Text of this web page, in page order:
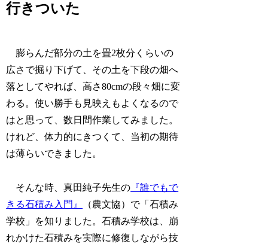
行きついた
膨らんだ部分の土を畳2枚分くらいの
広さで掘り下げて、その土を下段の畑へ
落としてやれば、高さ80cmの段々畑に変
わる。使い勝手も見映えもよくなるので
はと思って、数日間作業してみました。
けれど、体力的にきつくて、当初の期待
は薄らいできました。
そんな時、真田純子先生の 『誰でもで
きる石積み入門』
（農文協）で「石積み
学校」を知りました。石積み学校は、崩
れかけた石積みを実際に修復しながら技